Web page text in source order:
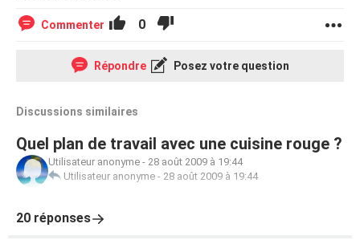
Commenter 0
Répondre Posez votre question
Discussions similaires
Quel plan de travail avec une cuisine rouge ?
Utilisateur anonyme - 28 août 2009 à 19:44
Utilisateur anonyme - 28 août 2009 à 19:44
20 réponses